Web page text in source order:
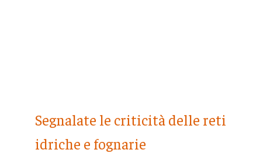
Segnalate le criticità delle reti
idriche e fognarie